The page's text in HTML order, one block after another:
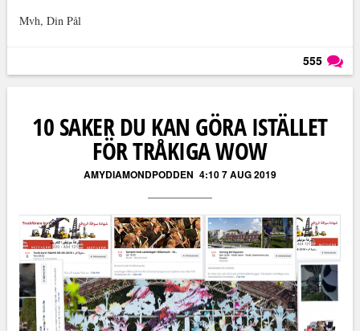
Mvh, Din Pål
555
10 SAKER DU KAN GÖRA ISTÄLLET
FÖR TRÅKIGA WOW
AMYDIAMONDPODDEN 4:10 7 AUG 2019